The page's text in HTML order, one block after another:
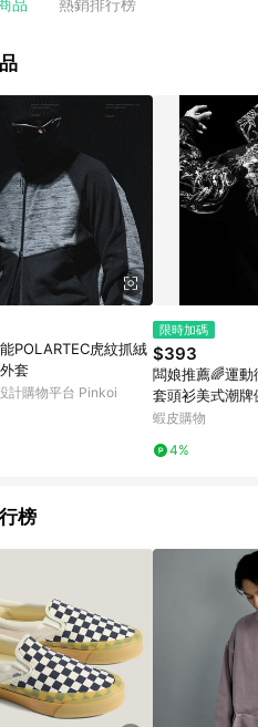
。 7. LINE購物設有「單一商品最高
新會有時間差，如顯示之商品規格、顏
有贈點爭議，請務必於訂單日期+180
。 10. 部分點數紅包僅限指定商品使用
規則為準。
品 熱銷排行榜
POLARTEC虎紋抓絨
套
計購物平台 Pinkoi
限時加碼
$393
闆娘推薦🌈運
套頭衫美式潮牌
印花重磅秋冬季
蝦皮購物
4%
榜